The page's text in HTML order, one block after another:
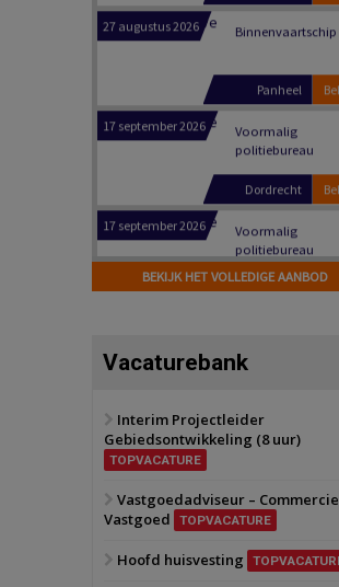
Panheel
Voormalig
politiebureau
Dordrecht
Voormalig
politiebureau
Hilversum
17 september 2026
Voormalig
Zwanenburg
6 oktober 2026
BEKIJK HET VOLLEDIGE AANBOD
Vacaturebank
Interim Projectleider
Gebiedsontwikkeling (8 uur)
TOPVACATURE
Vastgoedadviseur –
Vastgoed
TOPVACATURE
Hoofd huisvesting